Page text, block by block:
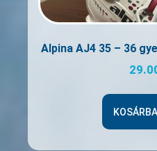
Alpina AJ4 35 – 36